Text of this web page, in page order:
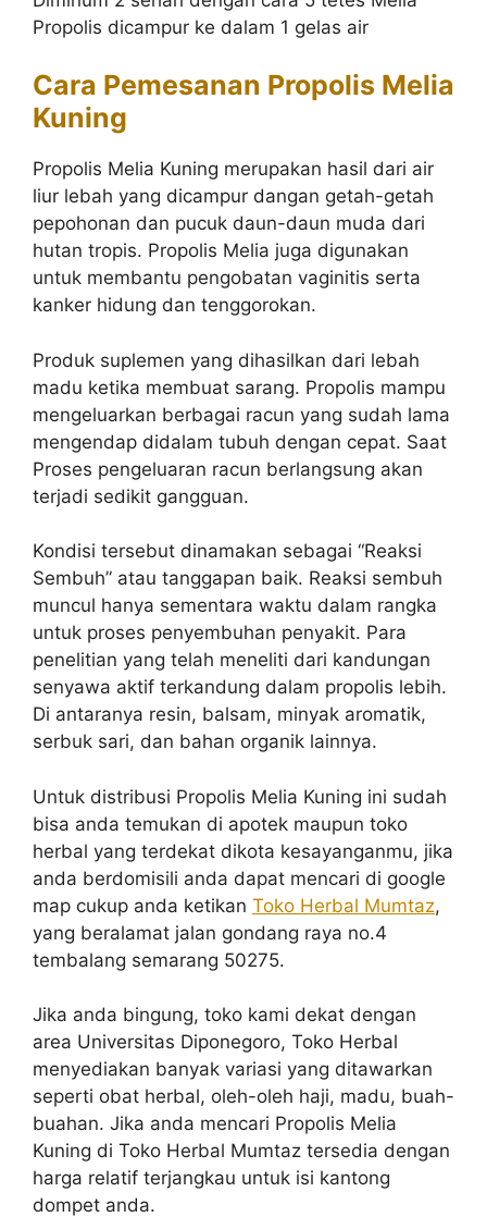
Propolis dicampur ke dalam 1 gelas air
Cara Pemesanan Propolis Melia
Kuning
Propolis Melia Kuning merupakan hasil dari air
liur lebah yang dicampur dangan getah-getah
pepohonan dan pucuk daun-daun muda dari
hutan tropis. Propolis Melia juga digunakan
untuk membantu pengobatan vaginitis serta
kanker hidung dan tenggorokan.
Produk suplemen yang dihasilkan dari lebah
madu ketika membuat sarang. Propolis mampu
mengeluarkan berbagai racun yang sudah lama
mengendap didalam tubuh dengan cepat. Saat
Proses pengeluaran racun berlangsung akan
terjadi sedikit gangguan.
Kondisi tersebut dinamakan sebagai “Reaksi
Sembuh” atau tanggapan baik. Reaksi sembuh
muncul hanya sementara waktu dalam rangka
untuk proses penyembuhan penyakit. Para
penelitian yang telah meneliti dari kandungan
senyawa aktif terkandung dalam propolis lebih.
Di antaranya resin, balsam, minyak aromatik,
serbuk sari, dan bahan organik lainnya.
Untuk distribusi Propolis Melia Kuning ini sudah
bisa anda temukan di apotek maupun toko
herbal yang terdekat dikota kesayanganmu, jika
anda berdomisili anda dapat mencari di google
map cukup anda ketikan Toko Herbal Mumtaz,
yang beralamat jalan gondang raya no.4
tembalang semarang 50275.
Jika anda bingung, toko kami dekat dengan
area Universitas Diponegoro, Toko Herbal
menyediakan banyak variasi yang ditawarkan
seperti obat herbal, oleh-oleh haji, madu, buah-
buahan. Jika anda mencari Propolis Melia
Kuning di Toko Herbal Mumtaz tersedia dengan
harga relatif terjangkau untuk isi kantong
dompet anda.